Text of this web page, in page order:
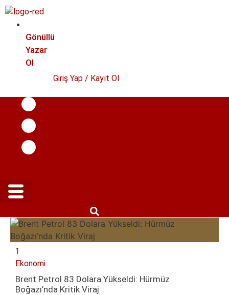
İçeriğe
Gönüllü
Yazar
Ol
Giriş Yap / Kayıt Ol
1
Ekonomi
Brent Petrol 83 Dolara Yükseldi: Hürmüz
Boğazı’nda Kritik Viraj